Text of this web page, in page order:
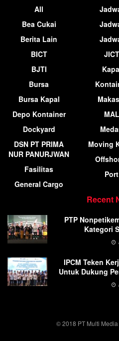
All
Bea Cukai
Berita Lain
BICT
BJTI
Bursa
Bursa Kapal
Depo Kontainer
Dockyard
DSN PT PRIMA
NUR PANURJWAN
Fasilitas
General Cargo
JICT
MAL
Moving
Port
Recent
PTP
Kategori
IPCM Teken
Untuk Dukung
© 2018 PT Multi